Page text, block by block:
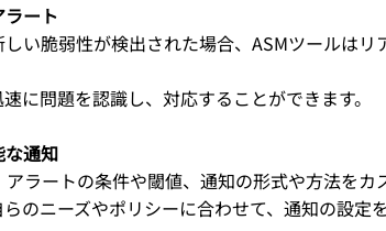
ラート
い脆弱性が検出された場合、ASMツールは
に問題を認識し、対応することができます。
な通知
ラートの条件や閾値、通知の形式や方法をカ
のニーズやポリシーに合わせて、通知の設定